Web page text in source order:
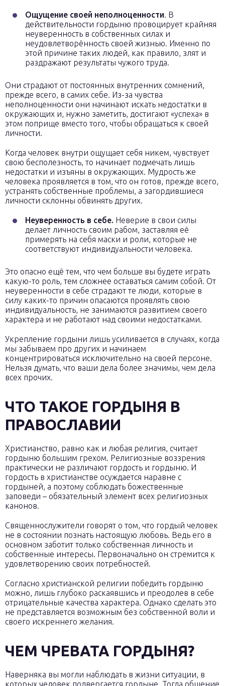
Ощущение своей неполноценности. В
действительности гордыню провоцирует крайняя
неуверенность в собственных силах и
неудовлетворённость своей жизнью. Именно по
этой причине таких людей, как правило, злят и
раздражают результаты чужого труда.
Они страдают от постоянных внутренних сомнений,
прежде всего, в самих себе. Из-за чувства
неполноценности они начинают искать недостатки в
окружающих и, нужно заметить, достигают «успеха» в
этом поприще вместо того, чтобы обращаться к своей
личности.
Когда человек внутри ощущает себя никем, чувствует
свою бесполезность, то начинает подмечать лишь
недостатки и изъяны в окружающих. Мудрость же
человека проявляется в том, что он готов, прежде всего,
устранять собственные проблемы, а загордившиеся
личности склонны обвинять других.
Неуверенность в себе. Неверие в свои силы
делает личность своим рабом, заставляя её
примерять на себя маски и роли, которые не
соответствуют индивидуальности человека.
Это опасно ещё тем, что чем больше вы будете играть
какую-то роль, тем сложнее оставаться самим собой. От
неуверенности в себе страдают те люди, которые в
силу каких-то причин опасаются проявлять свою
индивидуальность, не занимаются развитием своего
характера и не работают над своими недостатками.
Укрепление гордыни лишь усиливается в случаях, когда
мы забываем про других и начинаем
концентрироваться исключительно на своей персоне.
Нельзя думать, что ваши дела более значимы, чем дела
всех прочих.
ЧТО ТАКОЕ ГОРДЫНЯ В
ПРАВОСЛАВИИ
Христианство, равно как и любая религия, считает
гордыню большим грехом. Религиозные воззрения
практически не различают гордость и гордыню. И
гордость в христианстве осуждается наравне с
гордыней, а поэтому соблюдать божественные
заповеди – обязательный элемент всех религиозных
канонов.
Священнослужители говорят о том, что гордый человек
не в состоянии познать настоящую любовь. Ведь его в
основном заботит только собственная личность и
собственные интересы. Первоначально он стремится к
удовлетворению своих потребностей.
Согласно христианской религии победить гордыню
можно, лишь глубоко раскаявшись и преодолев в себе
отрицательные качества характера. Однако сделать это
не представляется возможным без собственной воли и
своего искреннего желания.
ЧЕМ ЧРЕВАТА ГОРДЫНЯ?
Наверняка вы могли наблюдать в жизни ситуации, в
которых человек подвергается гордыне. Тогда общение